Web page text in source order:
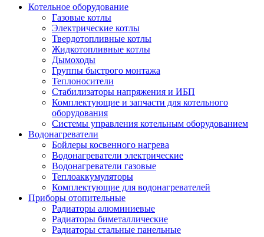
Котельное оборудование
Газовые котлы
Электрические котлы
Твердотопливные котлы
Жидкотопливные котлы
Дымоходы
Группы быстрого монтажа
Теплоносители
Стабилизаторы напряжения и ИБП
Комплектующие и запчасти для котельного
оборудования
Системы управления котельным оборудованием
Водонагреватели
Бойлеры косвенного нагрева
Водонагреватели электрические
Водонагреватели газовые
Теплоаккумуляторы
Комплектующие для водонагревателей
Приборы отопительные
Радиаторы алюминиевые
Радиаторы биметаллические
Радиаторы стальные панельные